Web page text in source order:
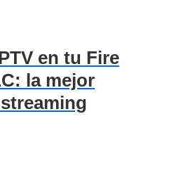
en tu Fire
la mejor